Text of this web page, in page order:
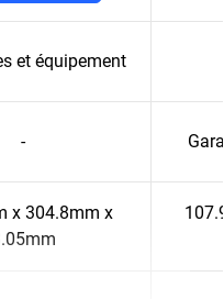
et équipement
-
x 304.8mm x